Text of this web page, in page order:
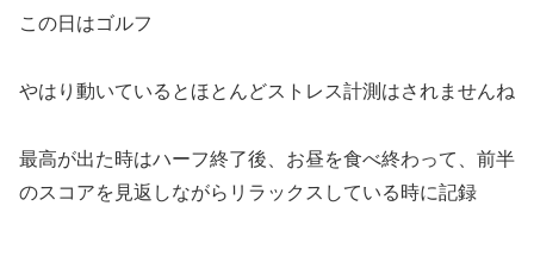
この日はゴルフ
やはり動いているとほとんどストレス計測はされませんね
最高が出た時はハーフ終了後、お昼を食べ終わって、前半
のスコアを見返しながらリラックスしている時に記録